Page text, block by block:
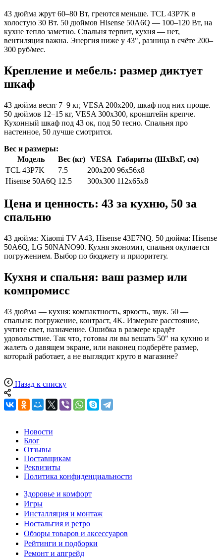
43 дюйма жрут 60–80 Вт, греются меньше. TCL 43P7K в
холостую 30 Вт. 50 дюймов Hisense 50A6Q — 100–120 Вт, на
кухне тепло заметно. Спальня терпит, кухня — нет,
вентиляция важна. Энергия ниже у 43", разница в счёте 200–
300 руб/мес.
Крепление и мебель: размер диктует
шкаф
43 дюйма весят 7–9 кг, VESA 200x200, шкаф под них проще.
50 дюймов 12–15 кг, VESA 300x300, кронштейн крепче.
Кухонный шкаф под 43 ок, под 50 тесно. Спальня про
настенное, 50 лучше смотрится.
Вес и размеры:
Модель
Вес (кг) VESA
Габариты (ШxВxГ, см)
TCL 43P7K
7.5 200x200 96x56x8
Hisense 50A6Q 12.5 300x300 112x65x8
Цена и ценность: 43 за кухню, 50 за
спальню
43 дюйма: Xiaomi TV A43, Hisense 43E7NQ. 50 дюйма: Hisense
50A6Q, LG 50NANO90. Кухня экономит, спальня окупается
погружением. Выбор по бюджету и приоритету.
Кухня и спальня: ваш размер или
компромисс
43 дюйма — кухня: компактность, яркость, звук. 50 —
спальня: погружение, контраст, 4K. Измерьте расстояние,
учтите свет, назначение. Ошибка в размере крадёт
удовольствие. Так что, готовы ли вы вешать 50" на кухню и
жалеть о давящем экране, или наконец подберёте размер,
который работает, а не выглядит круто в магазине?
Назад к списку
Новости
Блог
Отзывы
Поставщикам
Реквизиты
Политика конфиденциальности
Здоровье и комфорт
Игры
Инсталляция и монтаж
Ностальгия и ретро
Обзоры товаров и аксессуаров
Рейтинги и подборки
Ремонт и апгрейд